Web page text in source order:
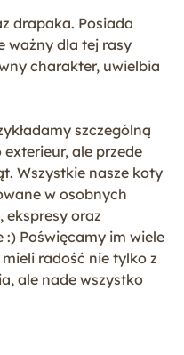
miesięcy
drapaka. Posiada
ważny dla tej rasy
charakter, uwielbia
szczególną
ale przede
Wszystkie nasze koty
w osobnych
ekspresy oraz
:) Poświęcamy im wiele
radość nie tylko z
ale nade wszystko